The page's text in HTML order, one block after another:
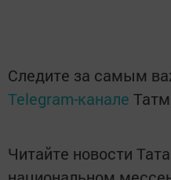
Следите за самым
Telegram-канале
Читайте новости